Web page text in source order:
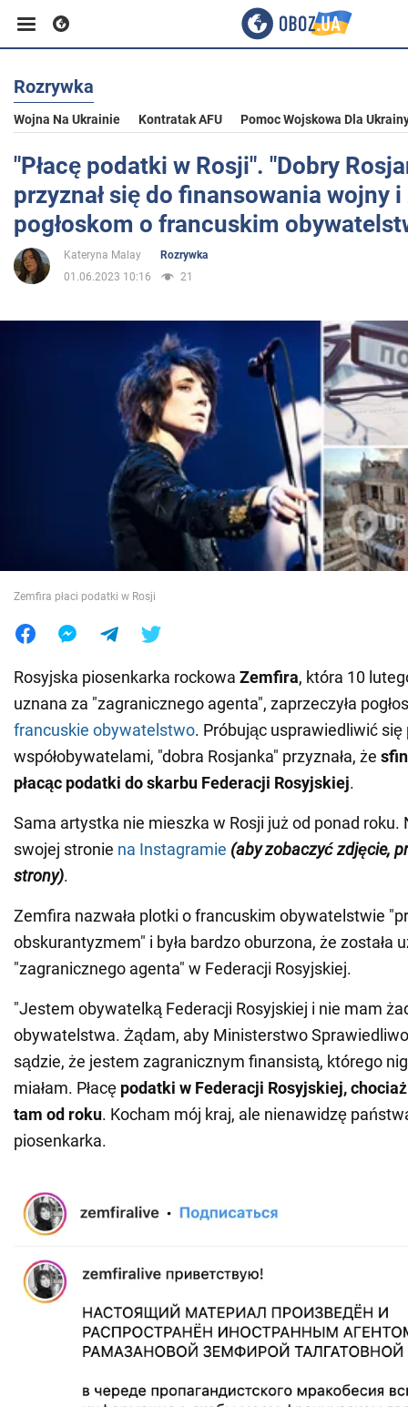
Biznes
Sport
Rozrywka
Życie
Społeczeństwo
Wojna na Ukrainie
Jedzenie
Rozrywka
Wojna Na Ukrainie Kontratak AFU Pomoc Wojskowa Dla
"Płacę podatki w Rosji". "Dobry
przyznał się do finansowania wojny i
pogłoskom o francuskim
Kateryna Malay
Rozrywka
01.06.2023 10:16
21
Zemfira płaci podatki w Rosji
Rosyjska piosenkarka rockowa Zemfira, która 10
uznana za "zagranicznego agenta", zaprzeczyła
francuskie obywatelstwo. Próbując usprawiedliwić się
współobywatelami, "dobra Rosjanka" przyznała, że
płacąc podatki do skarbu Federacji Rosyjskiej.
Sama artystka nie mieszka w Rosji już od ponad roku.
swojej stronie na Instagramie (aby zobaczyć zdjęcie,
strony).
Zemfira nazwała plotki o francuskim obywatelstwie
obskurantyzmem" i była bardzo oburzona, że została
"zagranicznego agenta" w Federacji Rosyjskiej.
"Jestem obywatelką Federacji Rosyjskiej i nie mam
obywatelstwa. Żądam, aby Ministerstwo
sądzie, że jestem zagranicznym finansistą, którego
miałam. Płacę podatki w Federacji Rosyjskiej,
tam od roku. Kocham mój kraj, ale nienawidzę
piosenkarka.